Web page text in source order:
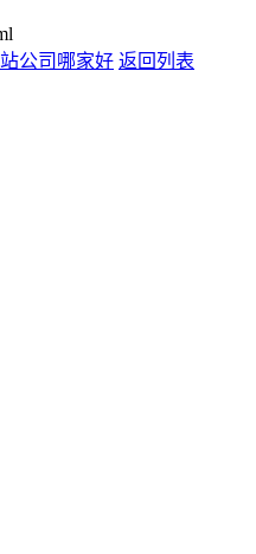
公司哪家好 返回列表